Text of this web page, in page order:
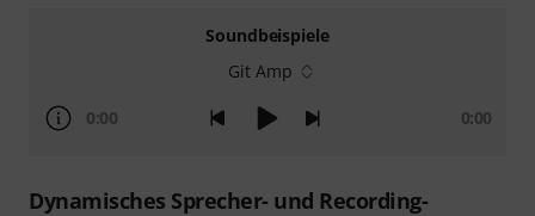
Soundbeispiele
Git Amp
0:00 0:00
Dynamisches Sprecher- und Recording-